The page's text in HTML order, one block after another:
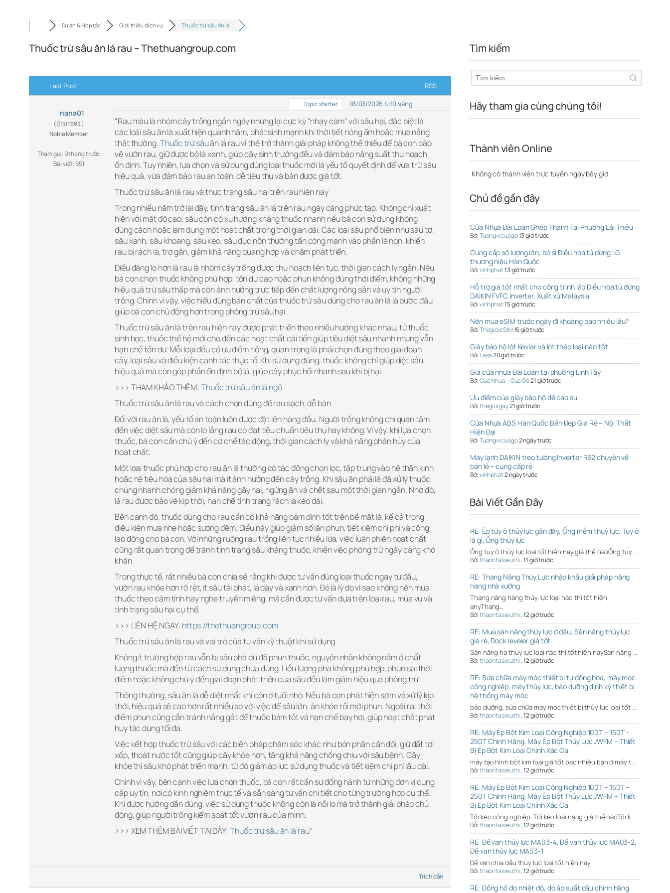
Dự án & Hợp tác Giới thiệu dịch vụ Thuốc trừ sâu ăn lá…
Thuốc trừ sâu ăn lá rau – Thethuangroup.com
Last Post RSS
nana01
(@nana01)
Noble Member
Tham gia: 9 tháng trước
Bài viết: 651
Topic starter 18/03/2026 4:10 sáng
“Rau màu là nhóm cây trồng ngắn ngày nhưng lại cực kỳ “nhạy cảm” với sâu hại, đặc biệt là
các loài sâu ăn lá xuất hiện quanh năm, phát sinh mạnh khi thời tiết nóng ẩm hoặc mưa nắng
thất thường.Thuốc trừ sâuăn lá rau vì thế trở thành giải pháp không thể thiếu để bà con bảo
vệ vườn rau, giữ được bộ lá xanh, giúp cây sinh trưởng đều và đảm bảo năng suất thu hoạch
ổn định. Tuy nhiên, lựa chọn và sử dụng đúng loại thuốc mới là yếu tố quyết định để vừa trừ sâu
hiệu quả, vừa đảm bảo rau an toàn, dễ tiêu thụ và bán được giá tốt.
Thuốc trừ sâu ăn lá rau và thực trạng sâu hại trên rau hiện nay
Trong nhiều năm trở lại đây, tình trạng sâu ăn lá trên rau ngày càng phức tạp. Không chỉ xuất
hiện với mật độ cao, sâu còn có xu hướng kháng thuốc nhanh nếu bà con sử dụng không
đúng cách hoặc lạm dụng một hoạt chất trong thời gian dài. Các loại sâu phổ biến như sâu tơ,
sâu xanh, sâu khoang, sâu keo, sâu đục nõn thường tấn công mạnh vào phần lá non, khiến
rau bị rách lá, trơ gân, giảm khả năng quang hợp và chậm phát triển.
Điều đáng lo hơn là rau là nhóm cây trồng được thu hoạch liên tục, thời gian cách ly ngắn. Nếu
bà con chọn thuốc không phù hợp, tồn dư cao hoặc phun không đúng thời điểm, không những
hiệu quả trừ sâu thấp mà còn ảnh hưởng trực tiếp đến chất lượng nông sản và uy tín người
trồng. Chính vì vậy, việc hiểu đúng bản chất của thuốc trừ sâu dùng cho rau ăn lá là bước đầu
giúp bà con chủ động hơn trong phòng trừ sâu hại.
Thuốc trừ sâu ăn lá trên rau hiện nay được phát triển theo nhiều hướng khác nhau, từ thuốc
sinh học, thuốc thế hệ mới cho đến các hoạt chất cải tiến giúp tiêu diệt sâu nhanh nhưng vẫn
hạn chế tồn dư. Mỗi loại đều có ưu điểm riêng, quan trọng là phải chọn đúng theo giai đoạn
cây, loại sâu và điều kiện canh tác thực tế. Khi sử dụng đúng, thuốc không chỉ giúp diệt sâu
hiệu quả mà còn góp phần ổn định bộ lá, giúp cây phục hồi nhanh sau khi bị hại.
>>> THAM KHẢO THÊM: Thuốc trừ sâu ăn lá ngô
Thuốc trừ sâu ăn lá rau và cách chọn đúng để rau sạch, dễ bán
Đối với rau ăn lá, yếu tố an toàn luôn được đặt lên hàng đầu. Người trồng không chỉ quan tâm
đến việc diệt sâu mà còn lo lắng rau có đạt tiêu chuẩn tiêu thụ hay không. Vì vậy, khi lựa chọn
thuốc, bà con cần chú ý đến cơ chế tác động, thời gian cách ly và khả năng phân hủy của
hoạt chất.
Một loại thuốc phù hợp cho rau ăn lá thường có tác động chọn lọc, tập trung vào hệ thần kinh
hoặc hệ tiêu hóa của sâu hại mà ít ảnh hưởng đến cây trồng. Khi sâu ăn phải lá đã xử lý thuốc,
chúng nhanh chóng giảm khả năng gây hại, ngừng ăn và chết sau một thời gian ngắn. Nhờ đó,
lá rau được bảo vệ kịp thời, hạn chế tình trạng rách lá kéo dài.
Bên cạnh đó, thuốc dùng cho rau cần có khả năng bám dính tốt trên bề mặt lá, kể cả trong
điều kiện mưa nhẹ hoặc sương đêm. Điều này giúp giảm số lần phun, tiết kiệm chi phí và công
lao động cho bà con. Với những ruộng rau trồng liên tục nhiều lứa, việc luân phiên hoạt chất
cũng rất quan trọng để tránh tình trạng sâu kháng thuốc, khiến việc phòng trừ ngày càng khó
khăn.
Trong thực tế, rất nhiều bà con chia sẻ rằng khi được tư vấn đúng loại thuốc ngay từ đầu,
vườn rau khỏe hơn rõ rệt, ít sâu tái phát, lá dày và xanh hơn. Đó là lý do vì sao không nên mua
thuốc theo cảm tính hay nghe truyền miệng, mà cần được tư vấn dựa trên loại rau, mùa vụ và
tình trạng sâu hại cụ thể.
>>> LIÊN HỆ NGAY: https://thethuangroup.com
Thuốc trừ sâu ăn lá rau và vai trò của tư vấn kỹ thuật khi sử dụng
Không ít trường hợp rau vẫn bị sâu phá dù đã phun thuốc, nguyên nhân không nằm ở chất
lượng thuốc mà đến từ cách sử dụng chưa đúng. Liều lượng pha không phù hợp, phun sai thời
điểm hoặc không chú ý đến giai đoạn phát triển của sâu đều làm giảm hiệu quả phòng trừ.
Thông thường, sâu ăn lá dễ diệt nhất khi còn ở tuổi nhỏ. Nếu bà con phát hiện sớm và xử lý kịp
thời, hiệu quả sẽ cao hơn rất nhiều so với việc để sâu lớn, ăn khỏe rồi mới phun. Ngoài ra, thời
điểm phun cũng cần tránh nắng gắt để thuốc bám tốt và hạn chế bay hơi, giúp hoạt chất phát
huy tác dụng tối đa.
Việc kết hợp thuốc trừ sâu với các biện pháp chăm sóc khác như bón phân cân đối, giữ đất tơi
xốp, thoát nước tốt cũng giúp cây khỏe hơn, tăng khả năng chống chịu với sâu bệnh. Cây
khỏe thì sâu khó phát triển mạnh, từ đó giảm áp lực sử dụng thuốc và tiết kiệm chi phí lâu dài.
Chính vì vậy, bên cạnh việc lựa chọn thuốc, bà con rất cần sự đồng hành từ những đơn vị cung
cấp uy tín, nơi có kinh nghiệm thực tế và sẵn sàng tư vấn chi tiết cho từng trường hợp cụ thể.
Khi được hướng dẫn đúng, việc sử dụng thuốc không còn là nỗi lo mà trở thành giải pháp chủ
động, giúp người trồng kiểm soát tốt vườn rau của mình.
>>> XEM THÊM BÀI VIẾT TẠI ĐÂY: Thuốc trừ sâu ăn lá rau“
Trích dẫn
Tìm kiếm
Hãy tham gia cùng chúng tôi!
Thành viên Online
Không có thành viên trực tuyến ngay bây giờ
Chủ đề gần đây
Cửa Nhựa Đài Loan Ghép Thanh Tại Phường Lái Thiêu
BởiTuongvicuago13 giờ trước
Cung cấp số lượng lớn, bỏ sỉ Điều hòa tủ đứng LG
thương hiệu Hàn Quốc
Bởivinhphat13 giờ trước
Hỗ trợ giá tốt nhất cho công trình lắp Điều hòa tủ đứng
DAIKIN FVFC Inverter, Xuất xứ Malaysia
Bởivinhphat15 giờ trước
Nên mua eSIM trước ngày đi khoảng bao nhiêu lâu?
BởiThegioieSIM15 giờ trước
Giày bảo hộ lót Kevlar và lót thép loại nào tốt
Bởi Lasa20 giờ trước
Giá cửa nhựa Đài Loan tại phường Linh Tây
BởiCua Nhua – Cua Go21 giờ trước
Ưu điểm của giày bảo hộ đế cao su
Bởithegioigay21 giờ trước
Cửa Nhựa ABS Hàn Quốc Bền Đẹp Giá Rẻ – Nội Thất
Hiện Đại
BởiTuongvicuago2 ngày trước
Máy lạnh DAIKIN treo tường Inverter R32 chuyên về
bán lẻ – cung cấp rẻ
Bởivinhphat2 ngày trước
Bài Viết Gần Đây
RE: Ép tuy ô thủy lực gần đây, Ống mềm thuỷ lực, Tuy ô
là gì, Ống thủy lực
Ống tuy ô thủy lực loại tốt hiện nay giá thế nàoỐng tuy…
Bởithaontasieuthi,11 giờ trước
RE: Thang Nâng Thủy Lực nhập khẩu giải pháp nâng
hàng nhà xưởng
Thang nâng hàng thủy lực loại nào thì tốt hiện
anyThang…
Bởithaontasieuthi,12 giờ trước
RE: Mua sàn nâng thủy lực ở đâu, Sàn nâng thủy lực
giá rẻ, Dock leveler giá tốt
Sàn nâng hạ thủy lực loại nào thì tốt hiện naySàn nâng …
Bởithaontasieuthi,12 giờ trước
RE: Sửa chữa máy móc thiết bị tự động hóa, máy móc
công nghiệp, máy thủy lực, bảo dưỡng định kỳ thiết bị
hệ thống máy móc
bảo dưỡng, sửa chữa máy móc thiết bị thủy lực loại tốt …
Bởithaontasieuthi,12 giờ trước
RE: Máy Ép Bột Kim Loại Công Nghiệp 100T – 150T –
250T Chính Hãng, Máy Ép Bột Thủy Lực JWFM – Thiết
Bị Ép Bột Kim Loại Chính Xác Ca
máy tạo hình bột kim loại giá tốt bao nhiêu bạn ơimáy t…
Bởithaontasieuthi,12 giờ trước
RE: Máy Ép Bột Kim Loại Công Nghiệp 100T – 150T –
250T Chính Hãng, Máy Ép Bột Thủy Lực JWFM – Thiết
Bị Ép Bột Kim Loại Chính Xác Ca
Tời kéo công nghiệp, Tới kéo loại nặng giá thế nàoTời k…
Bởithaontasieuthi,12 giờ trước
RE: Đế van thủy lực MA03-4, Đế van thủy lực MA03-2,
Đế van thủy lực MA03-1
Đế van chia dầu thủy lực loại tốt hiện nay
Bởithaontasieuthi,12 giờ trước
RE: Đồng hồ đo nhiệt độ, đo áp suất dầu chính hãng